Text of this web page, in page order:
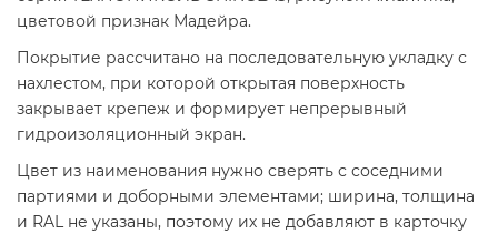
цветовой признак Мадейра.
Покрытие рассчитано на последовательную укладку с
нахлестом, при которой открытая поверхность
закрывает крепеж и формирует непрерывный
гидроизоляционный экран.
Цвет из наименования нужно сверять с соседними
партиями и доборными элементами; ширина, толщина
и RAL не указаны, поэтому их не добавляют в карточку